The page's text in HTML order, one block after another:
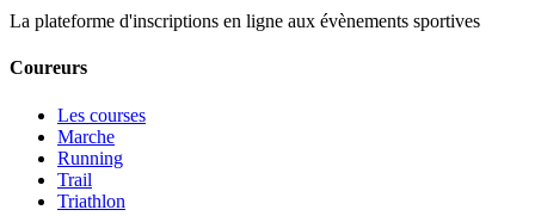
La plateforme d'inscriptions en ligne aux évènements sportives
Coureurs
Les courses
Marche
Running
Trail
Triathlon